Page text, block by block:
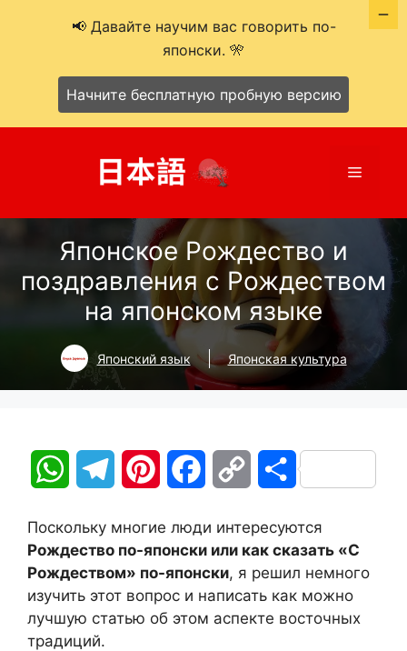
содержимому
Меню
Японское Рождество и
поздравления с Рождеством
на японском языке
Японский язык Японская культура
W
a
t
s
e
g
n
e
c
e
b
p
y
L
О
п
р
а
Поскольку многие люди интересуются
Рождество по-японски или как сказать «С
Рождеством» по-японски, я решил немного
изучить этот вопрос и написать как можно
лучшую статью об этом аспекте восточных
традиций.
📢 Давайте научим вас говорить по-
японски. 🎌
Начните бесплатную пробную версию